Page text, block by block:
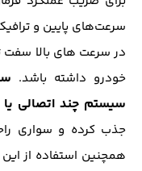
سرعت‌های پایین و
در سرعت های بالا سفت
خودرو داشته باشد.
سیستم چند اتصالی
جذب کرده و سواری
همچنین استفاده از